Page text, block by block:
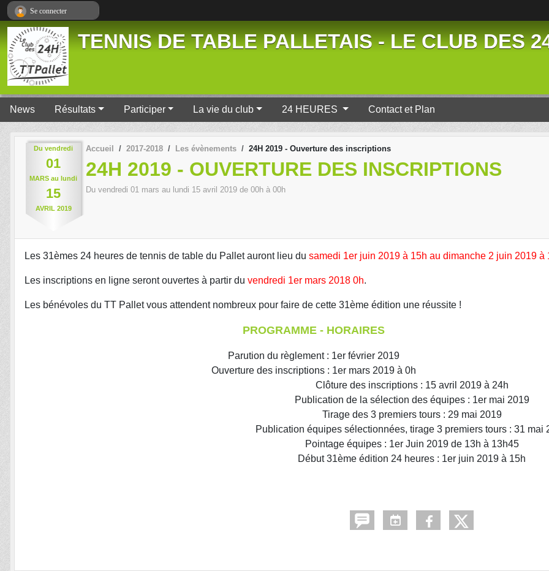
TENNIS DE TABLE PALLETAIS - LE CLUB DES
News Résultats Participer La vie du club 24 HEURES Contact et Plan
Du vendredi
01
MARS au lundi
15
AVRIL 2019
Accueil 2017-2018 Les évènements 24H 2019 - Ouverture des inscriptions
24H 2019 - OUVERTURE DES INSCRIPTIONS
Du vendredi 01 mars au lundi 15 avril 2019 de 00h à 00h
Les 31èmes 24 heures de tennis de table du Pallet auront lieu du samedi 1er juin 2019 à 15h au dimanche 2 juin 2019 à
Les inscriptions en ligne seront ouvertes à partir du vendredi 1er mars 2018 0h.
Les bénévoles du TT Pallet vous attendent nombreux pour faire de cette 31ème édition une réussite !
PROGRAMME - HORAIRES
Parution du règlement : 1er février 2019
Ouverture des inscriptions : 1er mars 2019 à 0h
Clôture des inscriptions : 15 avril 2019 à 24h
Publication de la sélection des équipes : 1er mai 2019
Tirage des 3 premiers tours : 29 mai 2019
Publication équipes sélectionnées, tirage 3 premiers tours : 31 mai
Pointage équipes : 1er Juin 2019 de 13h à 13h45
Début 31ème édition 24 heures : 1er juin 2019 à 15h
Se connecter
Panneau de gestion des cookies